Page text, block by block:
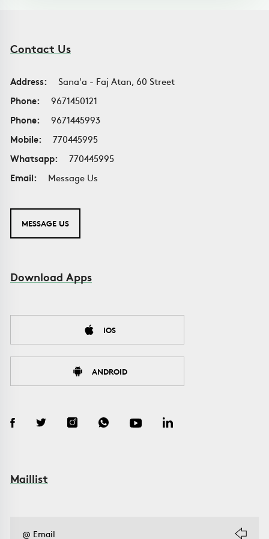
Contact Us
Address:
Sana'a - Faj Atan, 60 Street
Phone:
9671450121
Phone:
9671445993
Mobile:
770445995
Whatsapp:
770445995
Email:
Message Us
MESSAGE US
Download Apps
IOS
ANDROID
Maillist